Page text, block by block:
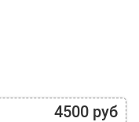
4500 руб